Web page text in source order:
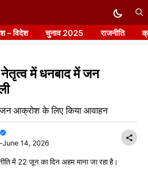
– विदेश चुनाव 2025 राजनीति
में धनबाद में जन
आक्रोश के लिए किया आवाहन
June 14, 2026
में 22 जून का दिन अहम माना जा रहा है।